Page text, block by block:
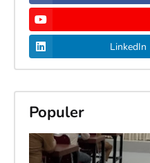
LinkedIn
Populer